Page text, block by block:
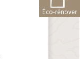
Éco-rénover